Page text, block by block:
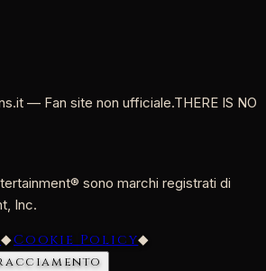
— Fan site non ufficiale.THERE IS NO
sono marchi registrati di
Inc.
◆Cookie Policy◆